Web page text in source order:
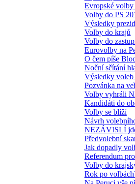
Evropské volby
Volby do PS
Výsledky
Volby do krajů
Volby do
Eurovolby na
O čem píše
Noční sčítání
Výsledky voleb
Pozvánka na
Volby vyhráli
Kandidáti do
Volby se blíží
Návrh
NEZÁVISLÍ
Předvolební
Jak dopadly
Referendum
Volby do
Rok po